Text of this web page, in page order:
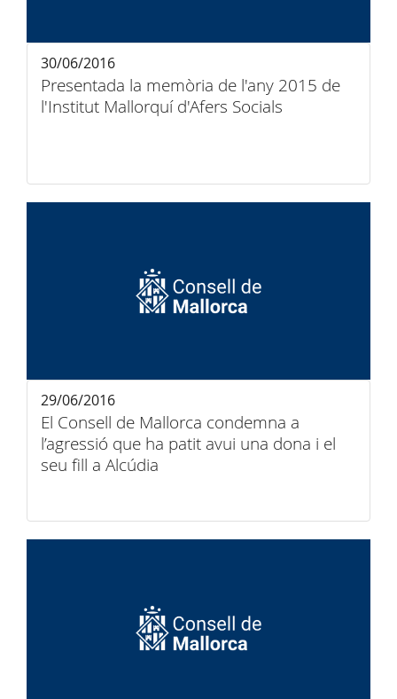
Presentada la memòria de l'any 2015 de
l'Institut Mallorquí d'Afers Socials
30/06/2016
El Consell de Mallorca condemna a
l’agressió que ha patit avui una dona i el
seu fill a Alcúdia
29/06/2016